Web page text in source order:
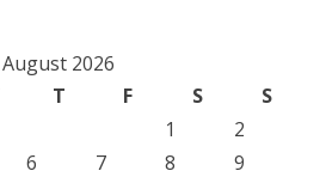
August 2026
T F S
S
1
2
6 7 8
9